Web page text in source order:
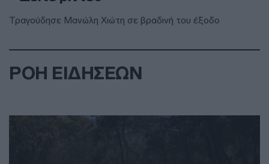
Τραγούδησε Μανώλη Χιώτη σε βραδινή του έξοδο
ΡΟΗ ΕΙΔΗΣΕΩΝ